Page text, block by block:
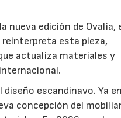
nueva edición de Ovalia,
esta pieza,
actualiza materiales y
escandinavo. Ya
concepción del